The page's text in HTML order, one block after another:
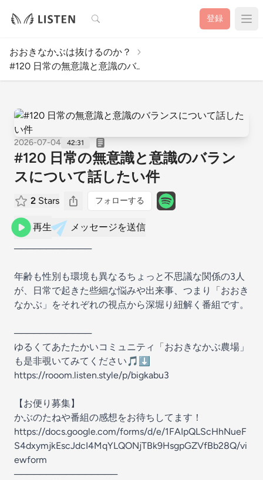
検索 登録
おおきなかぶは抜けるのか？
#120 日常の無意識と意識のバ..
2026-07-04 42:31
#120 日常の無意識と意識のバラン
スについて話したい件
2 Stars フォローする
再生
メッセージを送信
────────────
年齢も性別も環境も異なるちょっと不思議な関係の3人
が、日常で起きた些細な悩みや出来事、つまり「おおき
なかぶ」をそれぞれの視点から深堀り紐解く番組です。
────────────
ゆるくてあたたかいコミュニティ「おおきなかぶ農場」
も是非覗いてみてください🎵⬇️
https://rooom.listen.style/p/bigkabu3
【お便り募集】
かぶのたねや番組の感想をお待ちしてます！
https://docs.google.com/forms/d/e/1FAIpQLScHhNueF
S4dxymjkEscJdcI4MqYLQONjTBk9HsgpGZVfBb28Q/vi
ewform
────────────────